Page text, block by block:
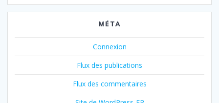
:
MÉTA
Connexion
Flux des publications
Flux des commentaires